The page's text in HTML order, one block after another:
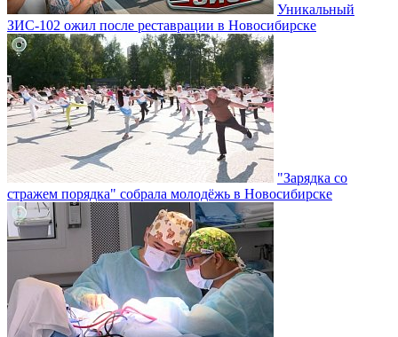
Уникальный
ЗИС-102 ожил после реставрации в Новосибирске
"Зарядка со
стражем порядка" собрала молодёжь в Новосибирске